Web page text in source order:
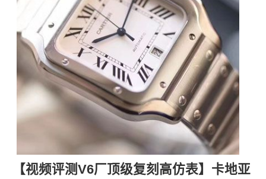
【视频评测V6厂顶级复刻高仿表】卡地亚